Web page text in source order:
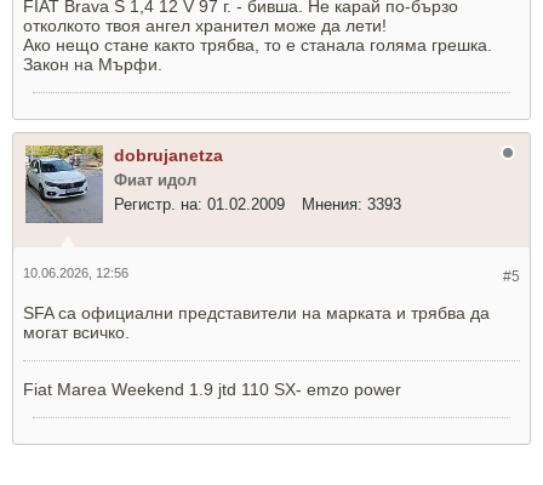
FIAT Brava S 1,4 12 V 97 г. - бивша. Не карай по-бързо
отколкото твоя ангел хранител може да лети!
Ако нещо стане както трябва, то е станала голяма грешка.
Закон на Мърфи.
dobrujanetza
Фиат идол
Регистр. на: 01.02.2009 Мнения: 3393
#5
10.06.2026, 12:56
SFA са официални представители на марката и трябва да
могат всичко.
Fiat Marea Weekend 1.9 jtd 110 SX- еmzo power